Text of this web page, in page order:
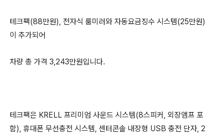
테크팩(88만원), 전자식 룸미러와 자동요금징수 시스템(25만원)
이 추가되어
차량 총 가격 3,243만원입니다.
테크팩은 KRELL 프리미엄 사운드 시스템(8스피커, 외장앰프 포
함), 휴대폰 무선충전 시스템, 센터콘솔 내장형 USB 충전 단자, 2